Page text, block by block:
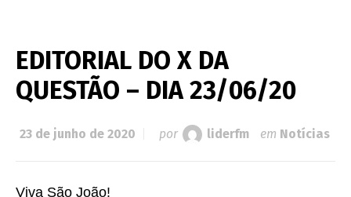
EDITORIAL DO X DA
QUESTÃO – DIA 23/06/20
23 de junho de 2020 por liderfm em Notícias
Viva São João!